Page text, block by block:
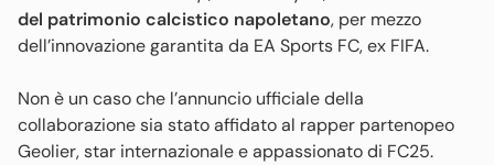
del patrimonio calcistico napoletano, per mezzo
dell’innovazione garantita da EA Sports FC, ex FIFA.
Non è un caso che l’annuncio ufficiale della
collaborazione sia stato affidato al rapper partenopeo
Geolier, star internazionale e appassionato di FC25.